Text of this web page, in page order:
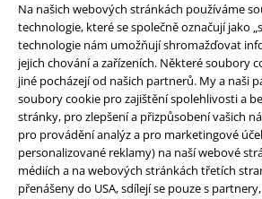
Na našich webových stránkách používáme
technologie, které se společně označují jako
technologie nám umožňují shromažďovat
jejich chování a zařízeních. Některé soubory
jiné pocházejí od našich partnerů. My a naši
soubory cookie pro zajištění spolehlivosti a
stránky, pro zlepšení a přizpůsobení vašich
pro provádění analýz a pro marketingové
personalizované reklamy) na naší webové
médiích a na webových stránkách třetích
přenášeny do USA, sdílejí se pouze s
O EMP
Udržitelnost